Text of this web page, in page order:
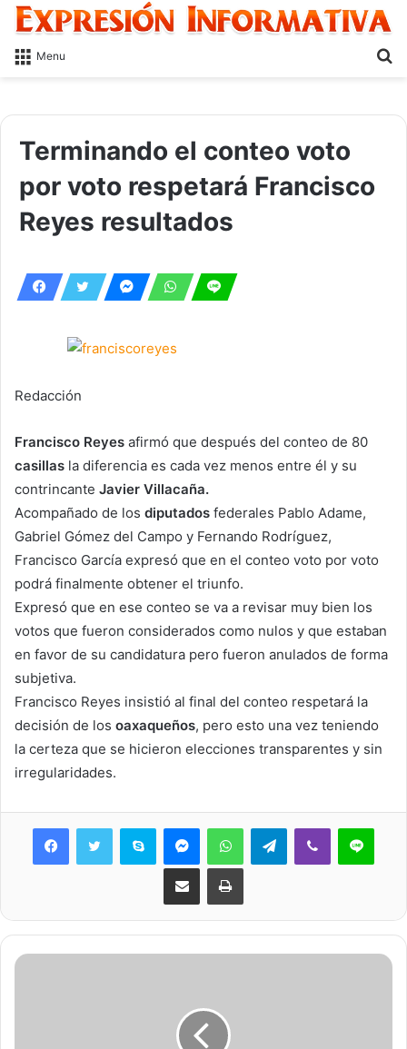
Menu
Terminando el conteo voto
por voto respetará Francisco
Reyes resultados
Redacción
Francisco Reyes afirmó que después del conteo de 80
casillas la diferencia es cada vez menos entre él y su
contrincante Javier Villacaña.
Acompañado de los diputados federales Pablo Adame,
Gabriel Gómez del Campo y Fernando Rodríguez,
Francisco García expresó que en el conteo voto por voto
podrá finalmente obtener el triunfo.
Expresó que en ese conteo se va a revisar muy bien los
votos que fueron considerados como nulos y que estaban
en favor de su candidatura pero fueron anulados de forma
subjetiva.
Francisco Reyes insistió al final del conteo respetará la
decisión de los oaxaqueños, pero esto una vez teniendo
la certeza que se hicieron elecciones transparentes y sin
irregularidades.
Skype MessengerWhatsAppTelegramViber Line
Share via Email Print